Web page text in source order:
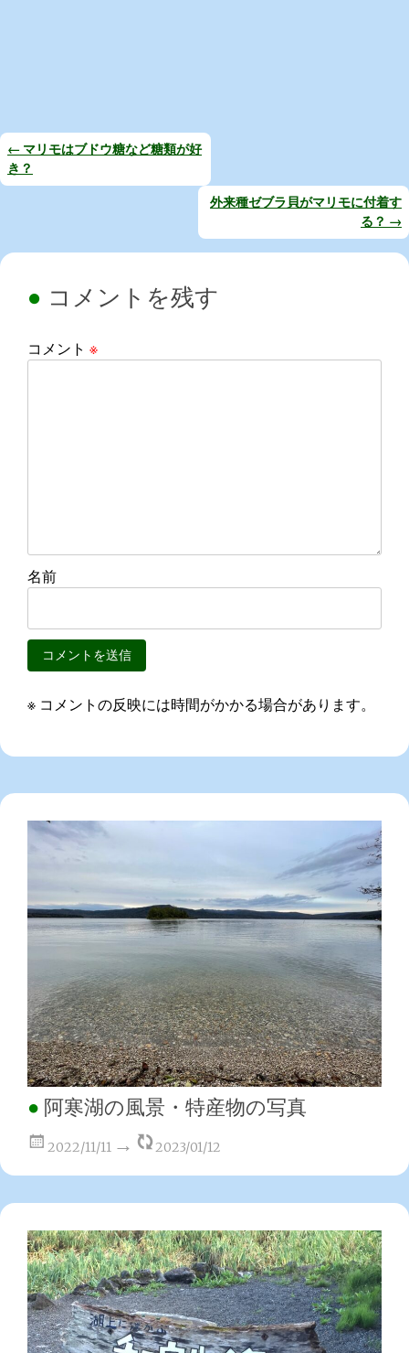
投
ビ
← マリモはブドウ糖など糖類が好
き？
外来種ゼブラ貝がマリモに付着す
る？ →
コメントを残す
コメント ※
名前
※ コメントの反映には時間がかかる場合があります。
阿寒湖の風景・特産物の写真
2022/11/11 2023/01/12